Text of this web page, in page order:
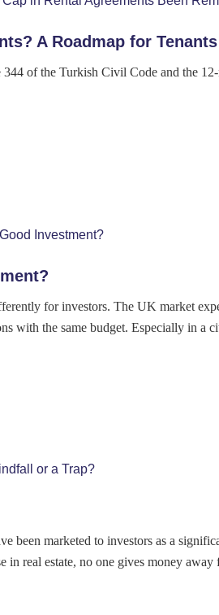
A Roadmap for
of the Turkish Civil Code and the
for investors. The UK market
with the same budget. Especially
been marketed to investors as a
in real estate, no one gives money